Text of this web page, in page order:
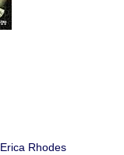
Erica Rhodes